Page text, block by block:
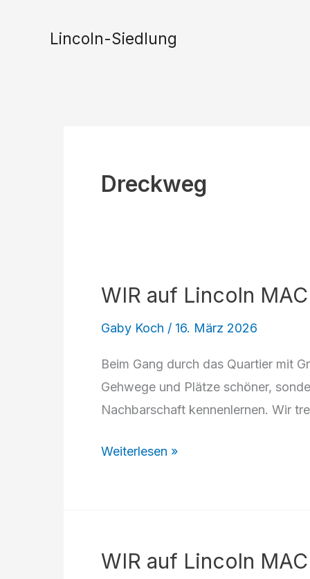
Lincoln-Siedlung
Dreckweg
WIR auf Lincoln
Gaby Koch / 16. März 2026
Beim Gang durch das Quartier mit
Gehwege und Plätze schöner,
Nachbarschaft kennenlernen. Wir
WIR
Dreckweg-
Weiterlesen »
WIR auf Lincoln